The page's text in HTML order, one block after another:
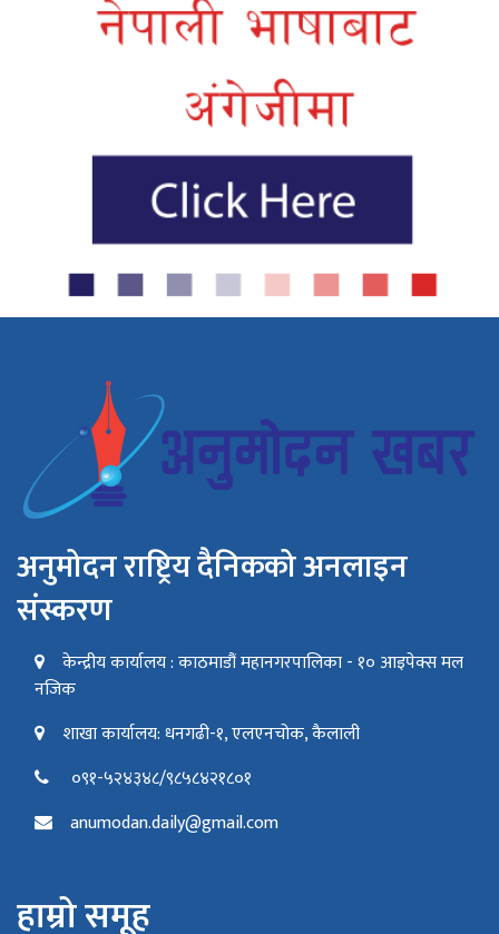
अनुमोदन राष्ट्रिय दैनिकको अनलाइन
संस्करण
केन्द्रीय कार्यालय : काठमाडौं महानगरपालिका - १० आइपेक्स मल
नजिक
शाखा कार्यालय: धनगढी-१, एलएनचोक, कैलाली
०९१-५२४३४८/९८५८४२१८०१
anumodan.daily@gmail.com
हाम्रो समूह